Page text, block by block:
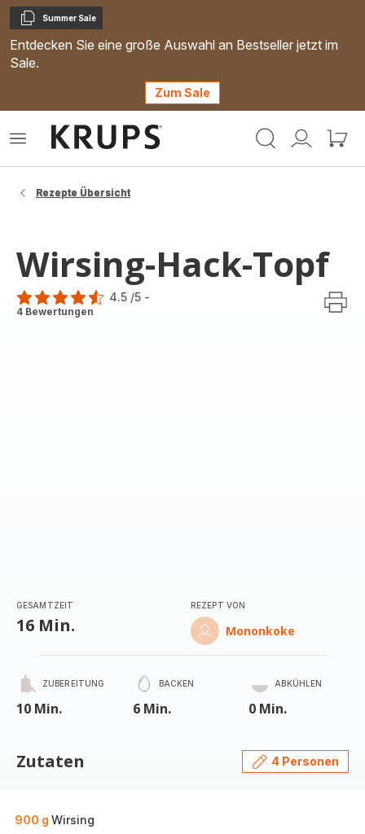
Kopieren
Summer Sale
Entdecken Sie eine große Auswahl an Bestseller jetzt im
Sale.
Zum Sale
Mein
Mein
Das
Rezepte Übersicht
Wirsing-Hack-Topf
ratings.4.5
4.5 /5 -
4 Bewertungen
GESAMTZEIT
16 Min.
REZEPT VON
Mononkoke
ZUBEREITUNG
10 Min.
BACKEN
6 Min.
ABKÜHLEN
0 Min.
Zutaten 4 Personen
900 g Wirsing